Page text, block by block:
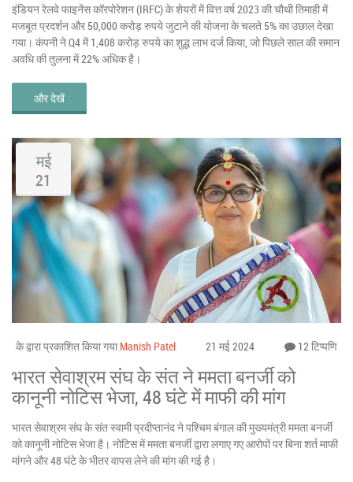
इंडियन रेलवे फाइनेंस कॉरपोरेशन (IRFC) के शेयरों में वित्त वर्ष 2023 की चौथी तिमाही में
मजबूत प्रदर्शन और 50,000 करोड़ रुपये जुटाने की योजना के चलते 5% का उछाल देखा
गया। कंपनी ने Q4 में 1,408 करोड़ रुपये का शुद्ध लाभ दर्ज किया, जो पिछले साल की समान
अवधि की तुलना में 22% अधिक है।
और देखें
मई
21
के द्वारा प्रकाशित किया गया Manish Patel 21 मई 2024 12 टिप्पणि
भारत सेवाश्रम संघ के संत ने ममता बनर्जी को
कानूनी नोटिस भेजा, 48 घंटे में माफी की मांग
भारत सेवाश्रम संघ के संत स्वामी प्रदीप्तानंद ने पश्चिम बंगाल की मुख्यमंत्री ममता बनर्जी
को कानूनी नोटिस भेजा है। नोटिस में ममता बनर्जी द्वारा लगाए गए आरोपों पर बिना शर्त माफी
मांगने और 48 घंटे के भीतर वापस लेने की मांग की गई है।